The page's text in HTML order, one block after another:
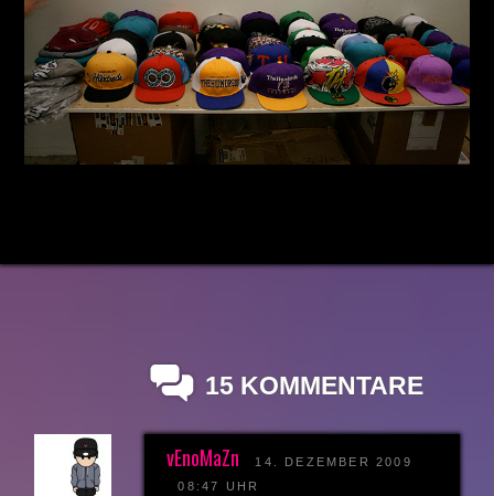
15 KOMMENTARE
vEnoMaZn
14. DEZEMBER 2009
08:47 UHR